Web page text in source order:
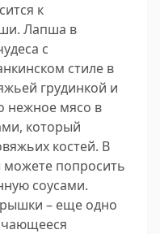
к
Лапша в
с
стиле в
грудинкой и
нежное мясо в
который
костей. В
можете попросить
соусами.
– еще одно